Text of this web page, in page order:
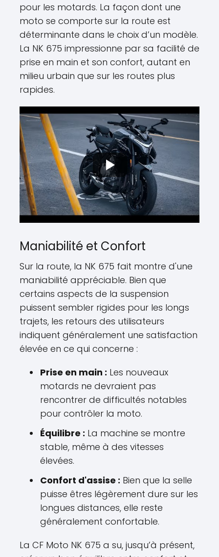
pour les motards. La façon dont une
moto se comporte sur la route est
déterminante dans le choix d’un modèle.
La NK 675 impressionne par sa facilité de
prise en main et son confort, autant en
milieu urbain que sur les routes plus
rapides.
Maniabilité et Confort
Sur la route, la NK 675 fait montre d'une
maniabilité appréciable. Bien que
certains aspects de la suspension
puissent sembler rigides pour les longs
trajets, les retours des utilisateurs
indiquent généralement une satisfaction
élevée en ce qui concerne :
Prise en main : Les nouveaux
motards ne devraient pas
rencontrer de difficultés notables
pour contrôler la moto.
Équilibre : La machine se montre
stable, même à des vitesses
élevées.
Confort d'assise : Bien que la selle
puisse êtres légèrement dure sur les
longues distances, elle reste
généralement confortable.
La CF Moto NK 675 a su, jusqu’à présent,